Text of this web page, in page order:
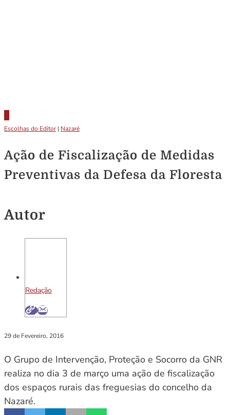
Escolhas do Editor| Nazaré
Ação de Fiscalização de Medidas
Preventivas da Defesa da Floresta
Autor
Redação
29 de Fevereiro, 2016
O Grupo de Intervenção, Proteção e Socorro da GNR
realiza no dia 3 de março uma ação de fiscalização
dos espaços rurais das freguesias do concelho da
Nazaré.